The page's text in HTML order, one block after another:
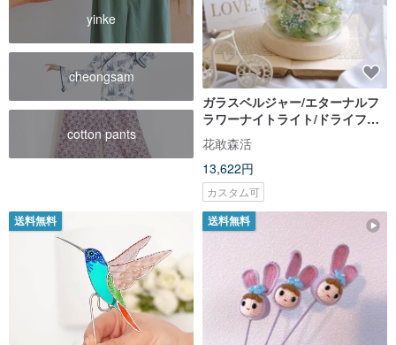
yinke
cheongsam
cotton pants
ガラスベルジャー/エターナルフ
ラワーナイトライト/ドライフラ
ワー/枯れない花/ピンク/ピンクブ
ルー/春/誕生日
花敢森活
13,622円
カスタム可
送料無料 送料無料